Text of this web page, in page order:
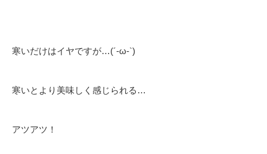
寒いだけはイヤですが…(´-ω-`)
寒いとより美味しく感じられる…
アツアツ！